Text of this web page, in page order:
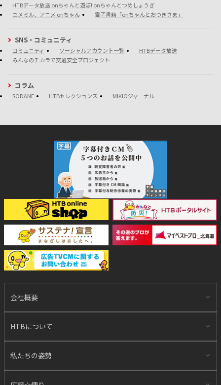
HTBデータ放送 onちゃんと遊ぼ! onちゃんとつめしょうぎ
ユメミル、アニメ onちゃん
電子書籍「onちゃんとおつきさま」
SNS・コミュニティ
コミュニティ ソーシャルアカウント一覧
HTBデータ放送
みんなのチカラで交通安全プロジェクト
コラム
SODANE HTBセレクションズ MIKIOジャーナル
会社概要
HTBについて
私たちの姿勢